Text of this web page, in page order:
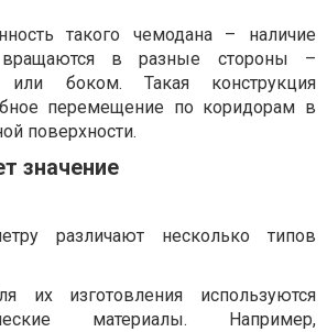
такого чемодана – наличие
в разные стороны –
боком. Такая конструкция
перемещение по коридорам в
поверхности.
значение
различают несколько типов
их изготовления используются
материалы. Например,